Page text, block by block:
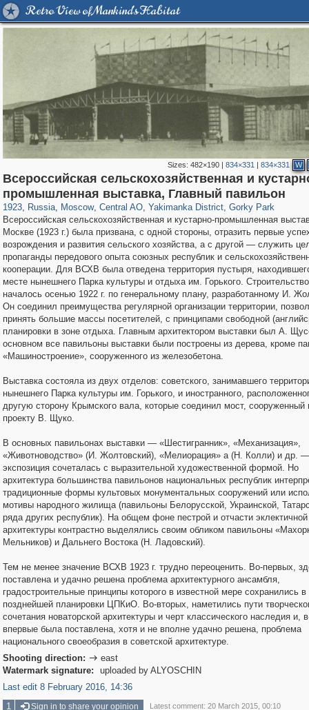
Retro View of Mankind's Habitat
Sizes:482×190 |834×331 |834×331 W
Всероссийская сельскохозяйственная и
промышленная выставка, Главный павильон
1923, Russia
1,406,504 29,243
, Moscow
319,780 8,286
, Central AO
159,978 5,916
, Yakimanka District
13,375 458
, Gorky Park
2,763 8
Всероссийская сельскохозяйственная и кустарно-промышленная
Москве (1923 г.) была призвана, с одной стороны, отразить первые
возрождения и развития сельского хозяйства, а с другой — служить
пропаганды передового опыта союзных республик и
кооперации. Для ВСХВ была отведена территория пустыря,
месте нынешнего Парка культуры и отдыха им. Горького.
началось осенью 1922 г. по генеральному плану, разработанному И.
Он соединил преимущества регулярной организации территории,
принять большие массы посетителей, с принципами свободной
планировки в зоне отдыха. Главным архитектором выставки был А.
основном все павильоны выставки были построены из дерева, кроме
«Машиностроение», сооруженного из железобетона.
Выставка состояла из двух отделов: советского, занимавшего
нынешнего Парка культуры им. Горького, и иностранного,
другую сторону Крымского вала, которые соединил мост, сооруженный
проекту В. Щуко.
В основных павильонах выставки — «Шестигранник», «Механизация»,
«Животноводство» (И. Жолтовский), «Мелиорация» а (Н. Колли) и др.
экспозиция сочеталась с выразительной художественной формой. Но
архитектура большинства павильонов национальных республик
традиционные формы культовых монументальных сооружений или
мотивы народного жилища (па­вильоны Белорусской, Украинской,
ряда других республик). На общем фоне пестрой и отчасти эклектичной
архитектуры контрастно выделялись своим обликом павильоны
Мельников) и Дальнего Востока (Н. Ладовский).
Тем не менее значение ВСХВ 1923 г. трудно переоценить. Во-первых,
поставлена и удачно решена проблема архитектурного ансамбля,
градостроительные принципы которого в известной мере сохранились в
позднейшей планировки ЦПКиО. Во-вторых, наметились пути
сочетания новаторской архитектуры и черт классического наследия и,
впервые была поставлена, хотя и не вполне удачно решена, проблема
национального своеобразия в советской архитектуре.
Shooting direction:  east
Watermark signature:
uploaded by ALYOSCHIN
Last edit 8 February 2016, 14:36
1
Sign in to share your opinion Latest comment: 20 March 2015, 00:10